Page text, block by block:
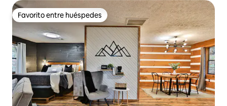
Favorito entre huéspedes
Favorito entre huéspedes